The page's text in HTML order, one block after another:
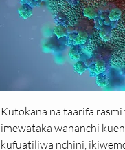
Kutokana na taarifa rasmi
imewataka wananchi
kufuatiliwa nchini,